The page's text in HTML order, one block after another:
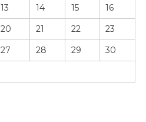
13 14 15
16
20 21 22
23
27 28 29
30